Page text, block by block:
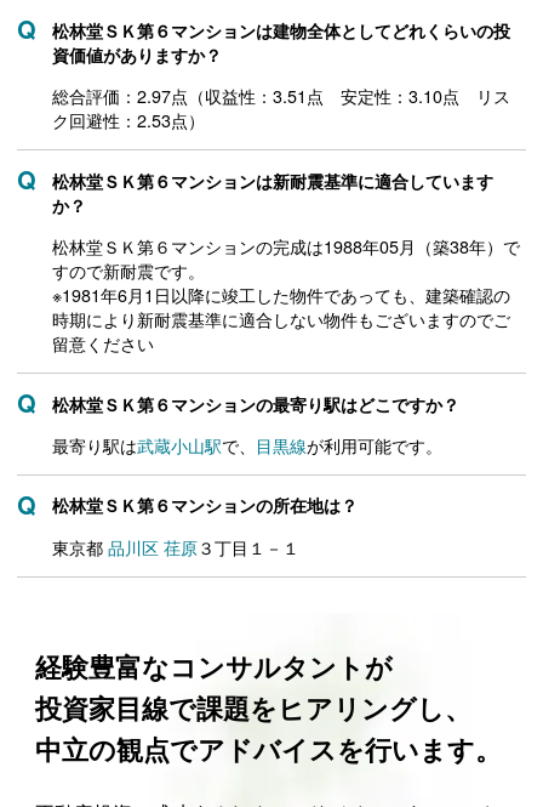
松林堂ＳＫ第６マンションは建物全体としてどれくらいの投
資価値がありますか？
総合評価：2.97点（収益性：3.51点 安定性：3.10点 リス
ク回避性：2.53点）
松林堂ＳＫ第６マンションは新耐震基準に適合しています
か？
松林堂ＳＫ第６マンションの完成は1988年05月（築38年）で
すので新耐震です。
※1981年6月1日以降に竣工した物件であっても、建築確認の
時期により新耐震基準に適合しない物件もございますのでご
留意ください
松林堂ＳＫ第６マンションの最寄り駅はどこですか？
最寄り駅は武蔵小山駅で、 目黒線が利用可能です。
松林堂ＳＫ第６マンションの所在地は？
東京都 品川区 荏原３丁目１－１
経験豊富なコンサルタントが
投資家目線で課題をヒアリングし、
中立の観点でアドバイスを行います。